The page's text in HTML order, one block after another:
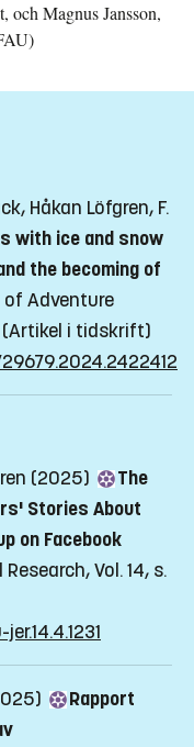
och Magnus Jansson,
Håkan Löfgren, F.
with ice and snow
the becoming of
Adventure
(Artikel i tidskrift)
(2025)
The
Stories About
on Facebook
Vol. 14, s.
Rapport